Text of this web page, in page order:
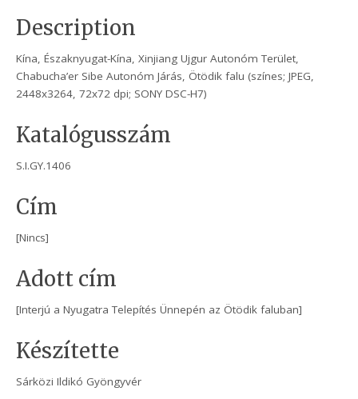
Description
Kína, Északnyugat-Kína, Xinjiang Ujgur Autonóm Terület,
Chabucha’er Sibe Autonóm Járás, Ötödik falu (színes; JPEG,
2448x3264, 72x72 dpi; SONY DSC-H7)
Katalógusszám
S.I.GY.1406
Cím
[Nincs]
Adott cím
[Interjú a Nyugatra Telepítés Ünnepén az Ötödik faluban]
Készítette
Sárközi Ildikó Gyöngyvér